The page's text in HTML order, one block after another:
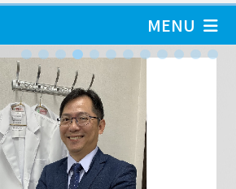
MENU